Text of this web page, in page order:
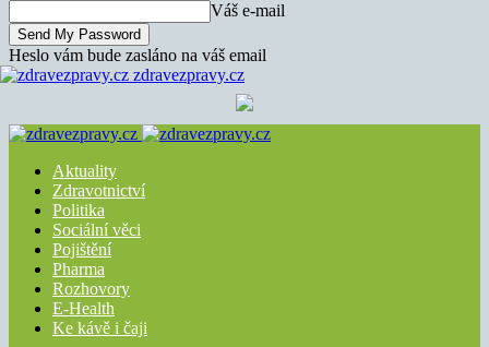
Váš e-mail
Heslo vám bude zasláno na váš email
zdravezpravy.cz
Aktuality
Zdravotnictví
Politika
Sociální věci
Pojištění
Pharma
Rozhovory
E-Health
Ke kávě i čaji